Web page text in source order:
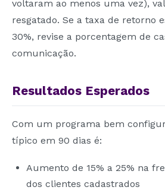
voltaram ao menos uma vez),
resgatado. Se a taxa de retorno
30%, revise a porcentagem de
comunicação.
Resultados Esperados
Com um programa bem
típico em 90 dias é:
Aumento de 15% a 25% na
dos clientes cadastrados